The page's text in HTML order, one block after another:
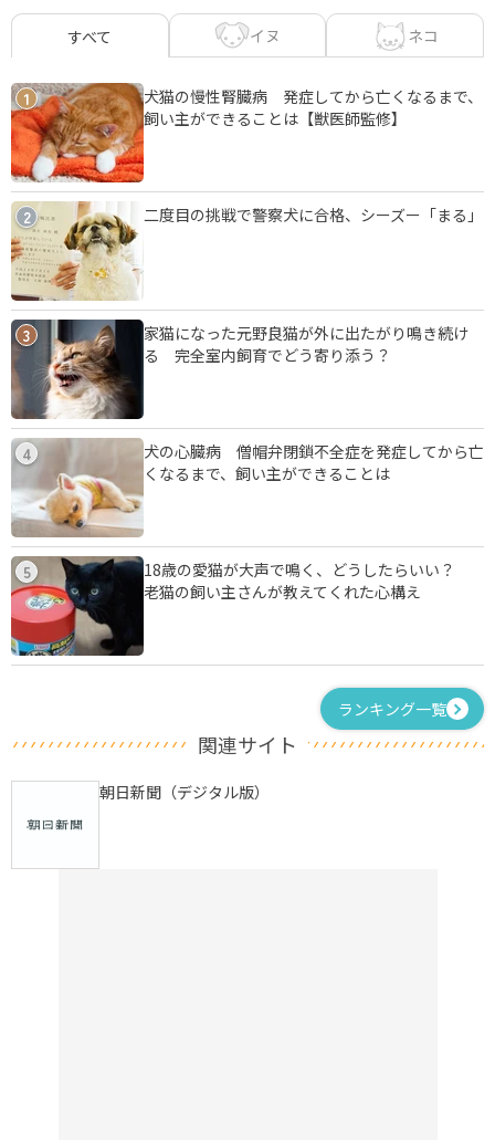
すべて イヌ ネコ
1
犬猫の慢性腎臓病 発症してから亡くなるまで、
飼い主ができることは【獣医師監修】
2 二度目の挑戦で警察犬に合格、シーズー「まる」
3
家猫になった元野良猫が外に出たがり鳴き続け
る 完全室内飼育でどう寄り添う？
4
犬の心臓病 僧帽弁閉鎖不全症を発症してから亡
くなるまで、飼い主ができることは
5
18歳の愛猫が大声で鳴く、どうしたらいい？
老猫の飼い主さんが教えてくれた心構え
ランキング一覧
関連サイト
朝日新聞（デジタル版）